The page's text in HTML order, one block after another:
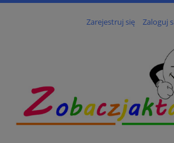
Zarejestruj się Zaloguj